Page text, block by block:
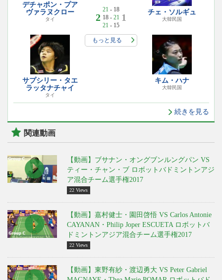
デチャポン・プア
ヴァラヌクロー
タイ
サプシリー・タエ
ラッタナチャイ
タイ
2
21 - 18
18 - 21
21 - 15
1
もっと見る
チェ・ソルギュ
大韓民国
キム・ハナ
大韓民国
続きを見る
関連動画
【動画】ブサナン・オングブンルングパン VS
ティー・チャン・ブ ロボットバドミントンアジ
ア混合チーム選手権2017
22 Views
【動画】嘉村健士・園田啓悟 VS Carlos Antonie
CAYANAN・Philip Joper ESCUETA ロボットバ
ドミントンアジア混合チーム選手権2017
22 Views
【動画】東野有紗・渡辺勇大 VS Peter Gabriel